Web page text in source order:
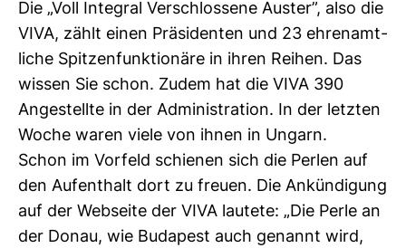
Die „Voll Inte­gral Ver­schlos­sene Auster”, also die
VIVA, zählt einen Prä­si­denten und 23 ehren­amt­
liche Spit­zen­funk­tio­näre in ihren Reihen. Das
wissen Sie schon. Zudem hat die VIVA 390
Ange­stellte in der Admi­nis­tra­tion. In der letzten
Woche waren viele von ihnen in Ungarn.
Schon im Vor­feld schienen sich die Perlen auf
den Auf­ent­halt dort zu freuen. Die Ankün­di­gung
auf der Web­seite der VIVA lau­tete: „Die Perle an
der Donau, wie Buda­pest auch genannt wird,